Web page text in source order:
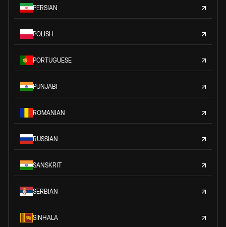
PERSIAN
POLISH
PORTUGUESE
PUNJABI
ROMANIAN
RUSSIAN
SANSKRIT
SERBIAN
SINHALA